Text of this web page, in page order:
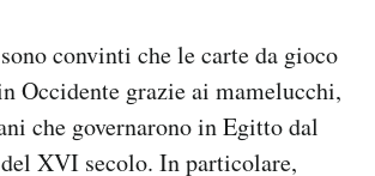
convinti che le carte da gioco
Occidente grazie ai mamelucchi,
che governarono in Egitto dal
XVI secolo. In particolare,